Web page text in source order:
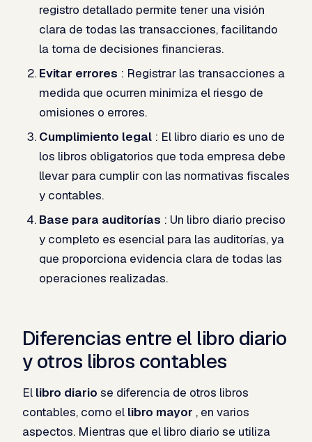
registro detallado permite tener una visión
clara de todas las transacciones, facilitando
la toma de decisiones financieras.
Evitar errores : Registrar las transacciones a
medida que ocurren minimiza el riesgo de
omisiones o errores.
Cumplimiento legal: El libro diario es uno de
los libros obligatorios que toda empresa debe
llevar para cumplir con las normativas fiscales
y contables.
Base para auditorías : Un libro diario preciso
y completo es esencial para las auditorías, ya
que proporciona evidencia clara de todas las
operaciones realizadas.
Diferencias entre el libro diario
y otros libros contables
El libro diario se diferencia de otros libros
contables, como el libro mayor , en varios
aspectos. Mientras que el libro diario se utiliza